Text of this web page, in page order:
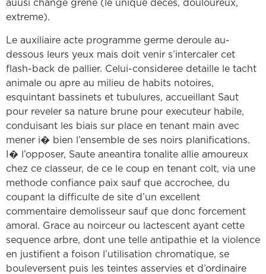
auusi change grene (le unique deces, douloureux,
extreme).
Le auxiliaire acte programme germe deroule au-
dessous leurs yeux mais doit venir s’intercaler cet
flash-back de pallier. Celui-consideree detaille le tacht
animale ou apre au milieu de habits notoires,
esquintant bassinets et tubulures, accueillant Saut
pour reveler sa nature brune pour executeur habile,
conduisant les biais sur place en tenant main avec
mener i� bien l’ensemble de ses noirs planifications.
I� l’opposer, Saute aneantira tonalite allie amoureux
chez ce classeur, de ce le coup en tenant colt, via une
methode confiance paix sauf que accrochee, du
coupant la difficulte de site d’un excellent
commentaire demolisseur sauf que donc forcement
amoral. Grace au noirceur ou lactescent ayant cette
sequence arbre, dont une telle antipathie et la violence
en justifient a foison l’utilisation chromatique, se
bouleversent puis les teintes asservies et d’ordinaire